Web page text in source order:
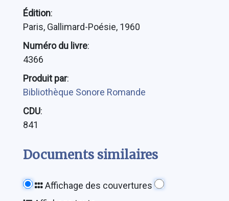
Édition:
Paris, Gallimard-Poésie, 1960
Numéro du livre:
4366
Produit par:
Bibliothèque Sonore Romande
CDU:
841
Documents similaires
Affichage des couvertures